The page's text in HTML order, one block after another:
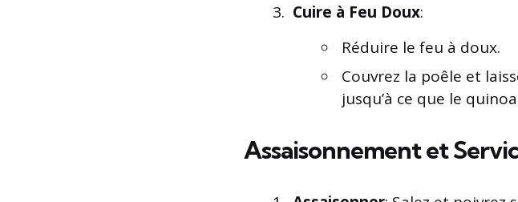
Cuire à Feu Doux:
Réduire le feu à doux.
Couvrez la poêle et
jusqu’à ce que le
Assaisonnement et